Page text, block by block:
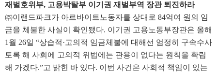
재벌호위부, 고용박탈부 이기권 재벌부역 장관 퇴진하라
㈜이랜드파크가 아르바이트노동자를 상대로 84억여 원의 임
금을 체불한 사실이 확인됐다. 이기권 고용노동부장관은 올해
1 월 26일 “상습적·고의적 임금체불에 대해선 엄정히 구속수사
토록 해 사회에 고의적 위법에는 관용이 없다는 원칙을 확립
해 가겠다.”고 밝힌 바 있다. 이번 사건은 사회적 책임이 있는